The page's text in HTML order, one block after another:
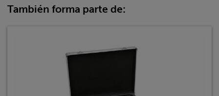
También forma parte de: